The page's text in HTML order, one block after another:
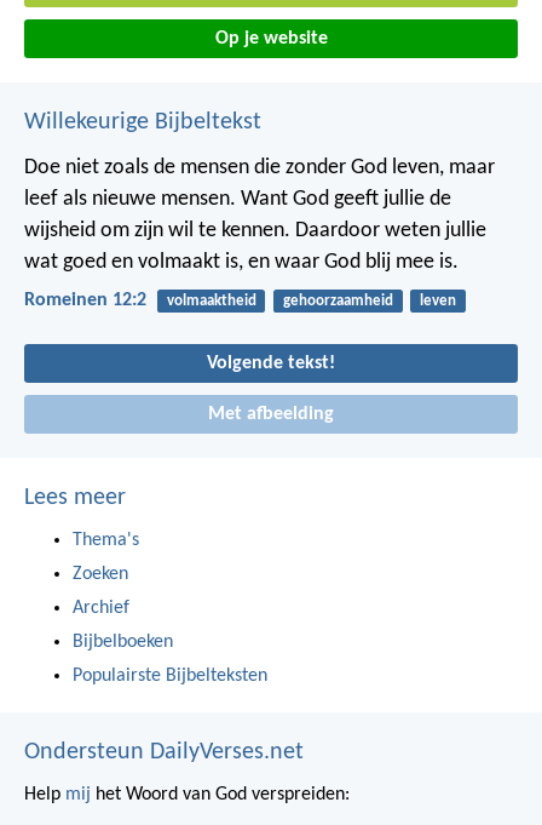
Op je website
Willekeurige Bijbeltekst
Doe niet zoals de mensen die zonder God leven, maar
leef als nieuwe mensen. Want God geeft jullie de
wijsheid om zijn wil te kennen. Daardoor weten jullie
wat goed en volmaakt is, en waar God blij mee is.
Romeinen 12:2 volmaaktheid gehoorzaamheid leven
Volgende tekst!
Met afbeelding
Lees meer
Thema's
Zoeken
Archief
Bijbelboeken
Populairste Bijbelteksten
Ondersteun DailyVerses.net
Help mij het Woord van God verspreiden: